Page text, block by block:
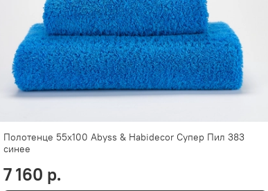
Полотенце 55х100 Abyss & Habidecor Супер Пил 383
синее
7 160 р.